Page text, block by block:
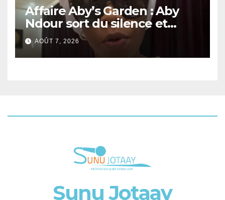
Affaire Aby’s Garden : Aby
Ndour sort du silence et
apporte des précisions sur la
procédure judiciaire
AOÛT 7, 2026
Sunu Jotaay